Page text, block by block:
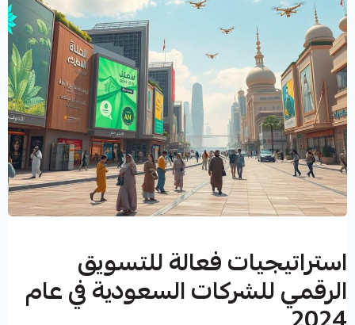
استراتيجيات فعالة للتسويق
الرقمي للشركات السعودية في عام